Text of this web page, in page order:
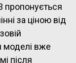
пропонується
за ціною від
моделі вже
після